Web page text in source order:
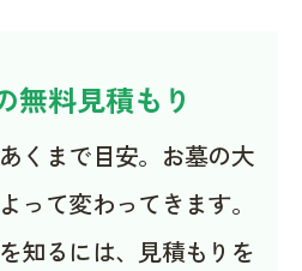
無料見積もり
くまで目安。お墓の大
って変わってきます。
知るには、見積もりを